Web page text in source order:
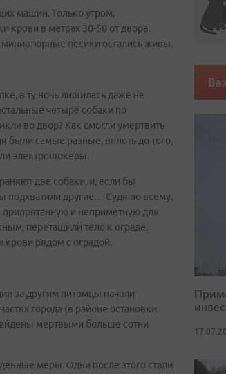
машин. Только утром,
крови в метрах 30-50 от двора.
песики остались живы.
в ту ночь лишилась даже не
четыре собаки по
во двор? Как смогли умертвить
были самые разные, вплоть до того,
электрошокеры.
две собаки, и, если бы
подхватили другие… Судя по всему,
припрятанную и неприметную для
перетащили тело к ограде,
крови рядом с оградой.
за другим питомцы начали
города (в районе остановки
мертвыми больше сотни
меры. Одни после этого стали